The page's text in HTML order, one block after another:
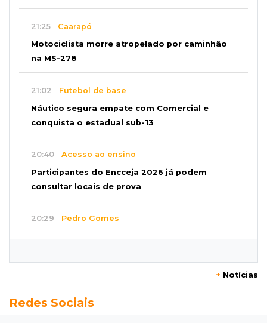
21:25 Caarapó
Motociclista morre atropelado por caminhão
na MS-278
21:02 Futebol de base
Náutico segura empate com Comercial e
conquista o estadual sub-13
20:40 Acesso ao ensino
Participantes do Encceja 2026 já podem
consultar locais de prova
20:29 Pedro Gomes
Pantanal treina em Goiânia antes de jogo que
+ Notícias
Redes Sociais